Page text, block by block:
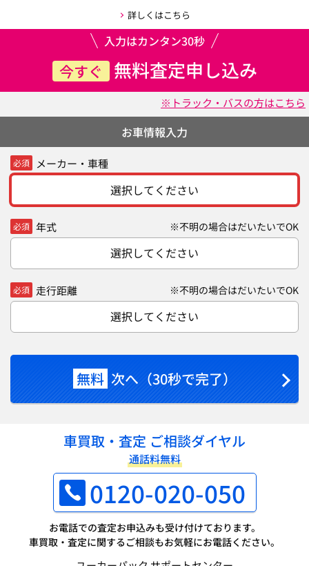
詳しくはこちら
入力はカンタン30秒
今すぐ 無料査定申し込み
※トラック・バスの方はこちら
お車情報入力
必須 メーカー・車種
選択してください
必須 年式 ※不明の場合はだいたいでOK
選択してください
必須 走行距離 ※不明の場合はだいたいでOK
選択してください
無料 次へ（30秒で完了）
車買取・査定 ご相談ダイヤル
通話料無料
0120-020-050
お電話での査定お申込みも受け付けております。
車買取・査定に関するご相談もお気軽にお電話ください。